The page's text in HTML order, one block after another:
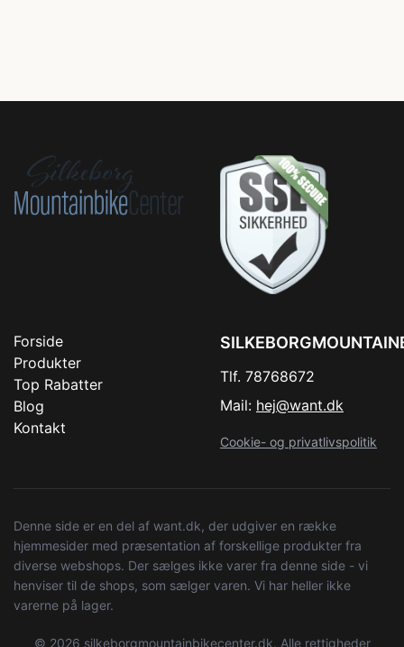
Forside
Produkter
Top Rabatter
Blog
Kontakt
Tlf. 78768672
Mail: hej@want.dk
Cookie- og privatlivspolitik
Denne side er en del af want.dk, der udgiver en række
hjemmesider med præsentation af forskellige produkter fra
diverse webshops. Der sælges ikke varer fra denne side - vi
henviser til de shops, som sælger varen. Vi har heller ikke
varerne på lager.
© 2026 silkeborgmountainbikecenter.dk. Alle rettigheder